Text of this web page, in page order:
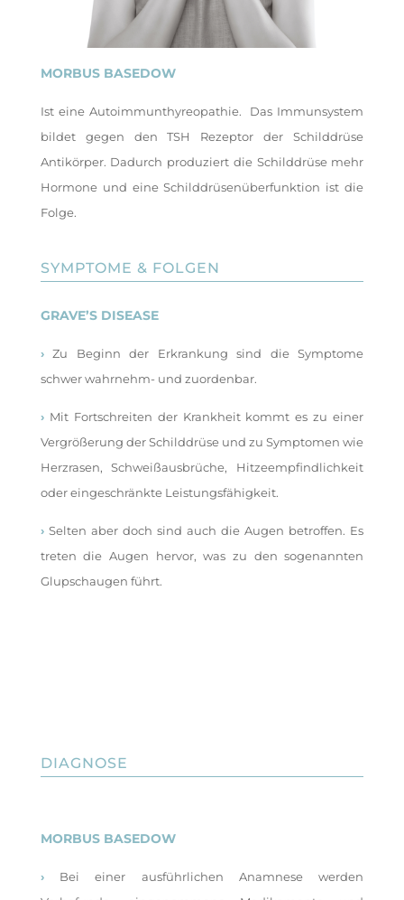
MORBUS BASEDOW
Ist eine Autoimmunthyreopathie. Das Immunsystem
bildet gegen den TSH Rezeptor der Schilddrüse
Antikörper. Dadurch produziert die Schilddrüse mehr
Hormone und eine Schilddrüsenüberfunktion ist die
Folge.
SYMPTOME & FOLGEN
GRAVE’S DISEASE
› Zu Beginn der Erkrankung sind die Symptome
schwer wahrnehm- und zuordenbar.
› Mit Fortschreiten der Krankheit kommt es zu einer
Vergrößerung der Schilddrüse und zu Symptomen wie
Herzrasen, Schweißausbrüche, Hitzeempfindlichkeit
oder eingeschränkte Leistungsfähigkeit.
› Selten aber doch sind auch die Augen betroffen. Es
treten die Augen hervor, was zu den sogenannten
Glupschaugen führt.
DIAGNOSE
MORBUS BASEDOW
›Bei einer ausführlichen Anamnese werden